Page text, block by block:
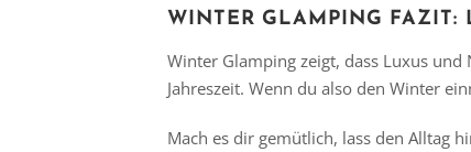
WINTER GLAMPING FAZIT:
Winter Glamping zeigt, dass Luxus
Jahreszeit. Wenn du also den Winter
Mach es dir gemütlich, lass den Alltag